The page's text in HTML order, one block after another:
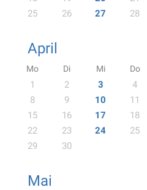
25
26 27 28
April
Mo Di Mi Do
1 2 3 4
8
9 10 11
15
16 17 18
22
23 24 25
29
30
Mai